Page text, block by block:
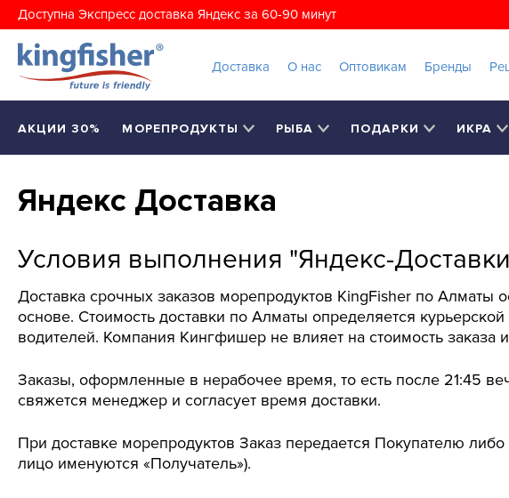
Доступна Экспресс доставка Яндекс за 60-90 минут
Доставка О нас Оптовикам Бренды
АКЦИИ 30% МОРЕПРОДУКТЫ РЫБА ПОДАРКИ ИКРА
Яндекc Доставка
Условия выполнения "Яндекс-
Доставка срочных заказов морепродуктов KingFisher по Алматы
основе. Стоимость доставки по Алматы определяется
водителей. Компания Кингфишер не влияет на стоимость заказа
Заказы, оформленные в нерабочее время, то есть после 21:45
свяжется менеджер и согласует время доставки.
При доставке морепродуктов Заказ передается Покупателю
лицо именуются «Получатель»).